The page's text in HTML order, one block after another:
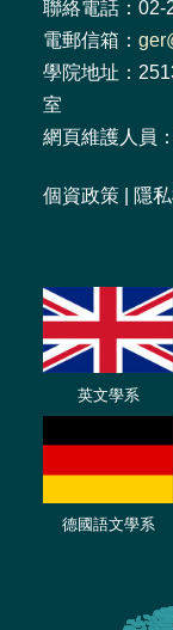
聯絡電話：02-
電郵信箱：
學院地址：
室
網頁維護人員：
個資政策 隱
英文學系
德國語文學系